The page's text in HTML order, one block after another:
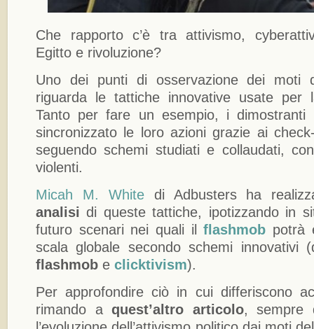
Che rapporto c’è tra attivismo,
Egitto e rivoluzione?
Uno dei punti di osservazione dei moti
riguarda le tattiche innovative usate per
Tanto per fare un esempio, i dimostranti
sincronizzato le loro azioni grazie ai
seguendo schemi studiati e collaudati,
violenti.
Micah M. Whitedi Adbusters ha
analisi di queste tattiche, ipotizzando in
futuro scenari nei quali ilflashmob potrà
scala globale secondo schemi innovativi
flashmob e clicktivism).
Per approfondire ciò in cui differiscono
rimando aquest’altro articolo, sempre